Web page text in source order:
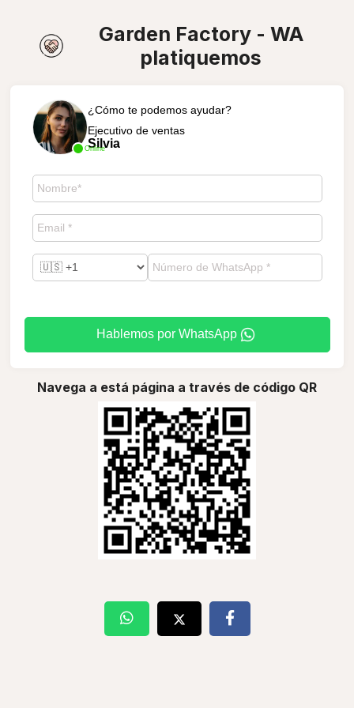
Garden Factory - WA
platiquemos
Online
¿Cómo te podemos ayudar?
Ejecutivo de ventas
Silvia
Hablemos por WhatsApp
Navega a está página a través de código QR